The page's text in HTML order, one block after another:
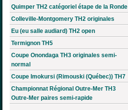
Quimper TH2 catégoriel étape de la Ronde
Colleville-Montgomery TH2 originales
Eu (eu salle audiard) TH2 open
Termignon TH5
Coupe Onondaga TH3 originales semi-
normal
Coupe Imokursi (Rimouski (Québec)) TH7
Championnat Régional Outre-Mer TH3
Outre-Mer paires semi-rapide